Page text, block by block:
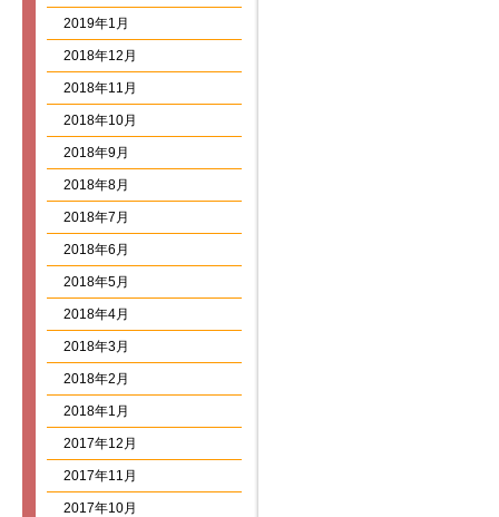
2019年1月
2018年12月
2018年11月
2018年10月
2018年9月
2018年8月
2018年7月
2018年6月
2018年5月
2018年4月
2018年3月
2018年2月
2018年1月
2017年12月
2017年11月
2017年10月